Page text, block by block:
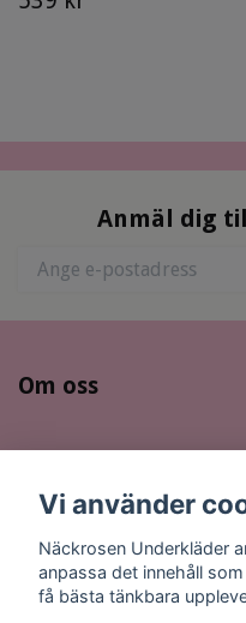
Anmäl dig
Om oss
Läs mer
Vi använder
Näckrosen Underkläder
anpassa det innehåll
få bästa tänkbara